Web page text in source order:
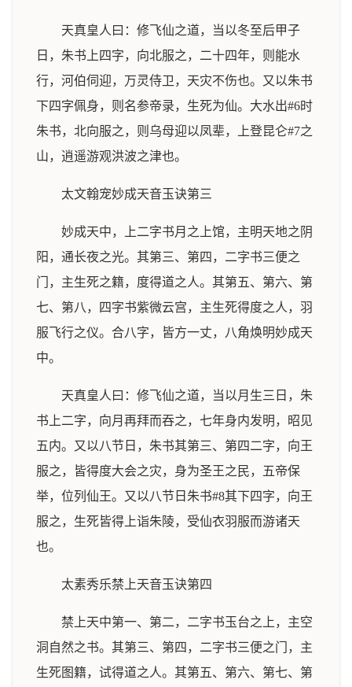
天真皇人曰：修飞仙之道，当以冬至后甲子
日，朱书上四字，向北服之，二十四年，则能水
行，河伯伺迎，万灵侍卫，天灾不伤也。又以朱书
下四字佩身，则名参帝录，生死为仙。大水出#6时
朱书，北向服之，则乌母迎以凤辈，上登昆仑#7之
山，逍遥游观洪波之津也。
太文翰宠妙成天音玉诀第三
妙成天中，上二字书月之上馆，主明天地之阴
阳，通长夜之光。其第三、第四，二字书三便之
门，主生死之籍，度得道之人。其第五、第六、第
七、第八，四字书紫微云宫，主生死得度之人，羽
服飞行之仪。合八字，皆方一丈，八角焕明妙成天
中。
天真皇人曰：修飞仙之道，当以月生三日，朱
书上二字，向月再拜而吞之，七年身内发明，昭见
五内。又以八节日，朱书其第三、第四二字，向王
服之，皆得度大会之灾，身为圣王之民，五帝保
举，位列仙王。又以八节日朱书#8其下四字，向王
服之，生死皆得上诣朱陵，受仙衣羽服而游诸天
也。
太素秀乐禁上天音玉诀第四
禁上天中第一、第二，二字书玉台之上，主空
洞自然之书。其第三、第四，二字书三便之门，主
生死图籍，试得道之人。其第五、第六、第七、第